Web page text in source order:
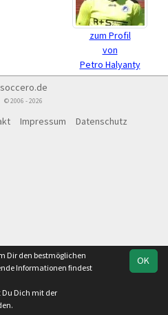
zum Profil
von
Petro Halyanty
soccero.de
© 2006 - 2026
Impressum Datenschutz
OK
Dir den bestmöglichen
Informationen findest
Du Dich mit der